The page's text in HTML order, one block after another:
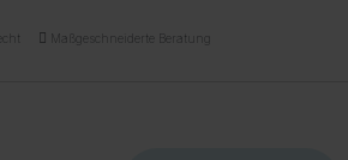
Maßgeschneiderte Beratung